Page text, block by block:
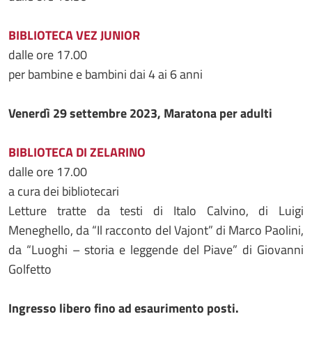
BIBLIOTECA VEZ JUNIOR
dalle ore 17.00
per bambine e bambini dai 4 ai 6 anni
Venerdì 29 settembre 2023, Maratona per adulti
BIBLIOTECA DI ZELARINO
dalle ore 17.00
a cura dei bibliotecari
Letture tratte da testi di Italo Calvino, di Luigi
Meneghello, da “Il racconto del Vajont” di Marco Paolini,
da “Luoghi – storia e leggende del Piave” di Giovanni
Golfetto
Ingresso libero fino ad esaurimento posti.